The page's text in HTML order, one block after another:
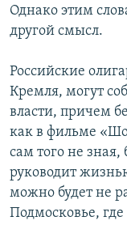
Однако этим
другой смысл.
Российские
Кремля, могут
власти, причем
как в фильме
сам того не
руководит
можно будет не
Подмосковье,